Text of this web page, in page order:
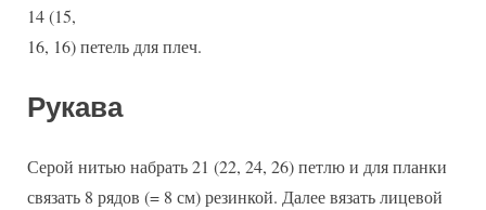
14 (15,
16, 16) петель для плеч.
Рукава
Серой нитью набрать 21 (22, 24, 26) петлю и для планки
связать 8 рядов (= 8 см) резинкой. Далее вязать лицевой